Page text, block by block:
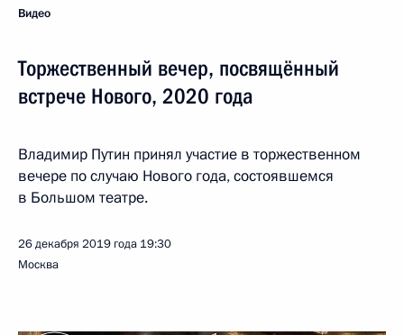
Видео
Торжественный вечер, посвящённый
встрече Нового, 2020 года
Владимир Путин принял участие в торжественном
вечере по случаю Нового года, состоявшемся
в Большом театре.
26 декабря 2019 года 19:30
Москва